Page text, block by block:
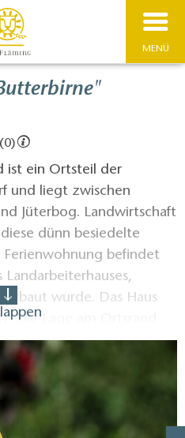
MENÜ
ist ein Ortsteil der
und liegt zwischen
Jüterbog. Landwirtschaft
dünn besiedelte
befindet
erbaut wurde. Das Haus
Die Lage am Ortsrand
Felder. Die anliegende
Vor dem Haus beginnt
Birnbaumallee, die der
gibt.